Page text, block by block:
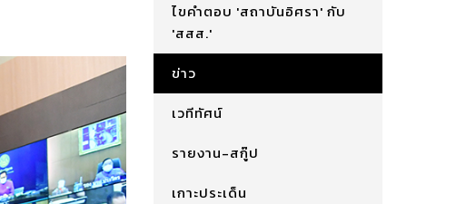
ไขคำตอบ 'สถาบันอิศรา' กับ
'สสส.'
ข่าว
เวทีทัศน์
รายงาน-สกู๊ป
เกาะประเด็น